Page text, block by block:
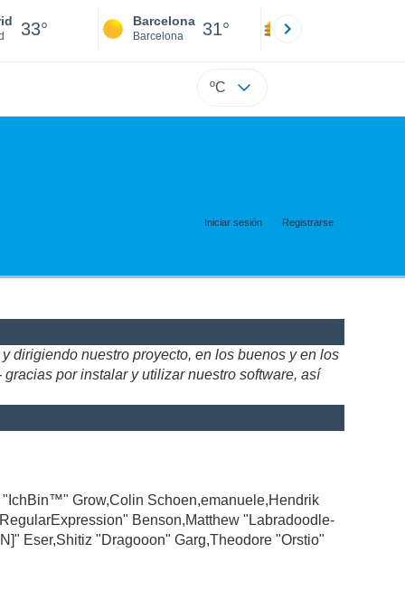
33° Barcelona
Barcelona 31°
ºC
Iniciar sesión Registrarse
dirigiendo nuestro proyecto, en los buenos y en los
por instalar y utilizar nuestro software, así
Grow,Colin Schoen,emanuele,Hendrik
Benson,Matthew "Labradoodle-
Eser,Shitiz "Dragooon" Garg,Theodore "Orstio"